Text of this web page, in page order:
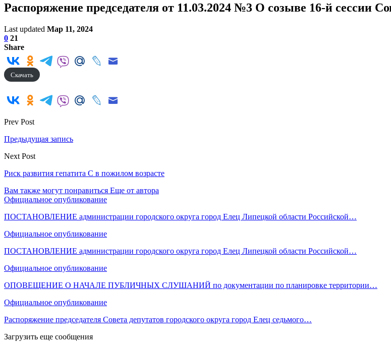
Распоряжение председателя от 11.03.2024 №3 О созыве 16-й сессии
Last updated Мар 11, 2024
0 21
Share
Скачать
Prev Post
Предыдущая запись
Next Post
Риск развития гепатита С в пожилом возрасте
Вам также могут понравиться Еще от автора
Официальное опубликование
ПОСТАНОВЛЕНИЕ администрации городского округа город Елец Липецкой области Российской…
Официальное опубликование
ПОСТАНОВЛЕНИЕ администрации городского округа город Елец Липецкой области Российской…
Официальное опубликование
ОПОВЕЩЕНИЕ О НАЧАЛЕ ПУБЛИЧНЫХ СЛУШАНИЙ по документации по планировке территории…
Официальное опубликование
Распоряжение председателя Совета депутатов городского округа город Елец седьмого…
Загрузить еще сообщения